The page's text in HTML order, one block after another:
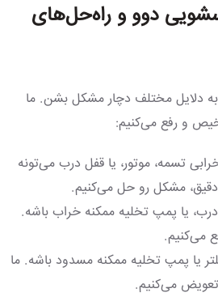
دوو و راه‌حل‌های
دلایل مختلف دچار مشکل بشن. ما
و رفع می‌کنیم:
تسمه، موتور، یا قفل درب می‌تونه
دقیق، مشکل رو حل می‌کنیم.
یا پمپ تخلیه ممکنه خراب باشه.
می‌کنیم.
یا پمپ تخلیه ممکنه مسدود باشه. ما
می‌کنیم.